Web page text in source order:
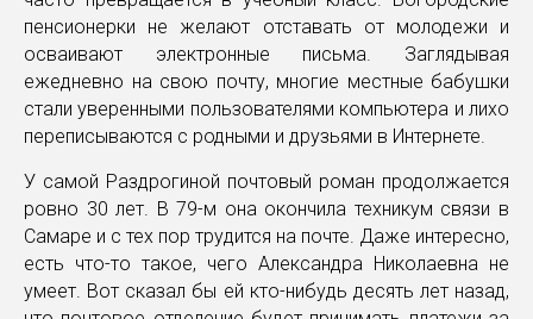
пенсионерки не желают отставать от молодежи и
осваивают электронные письма. Заглядывая
ежедневно на свою почту, многие местные бабушки
стали уверенными пользователями компьютера и лихо
переписываются с родными и друзьями в Интернете.
У самой Раздрогиной почтовый роман продолжается
ровно 30 лет. В 79-м она окончила техникум связи в
Самаре и с тех пор трудится на почте. Даже интересно,
есть что-то такое, чего Александра Николаевна не
умеет. Вот сказал бы ей кто-нибудь десять лет назад,